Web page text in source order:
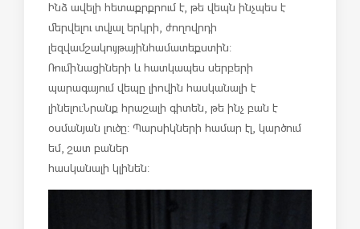
Ինձ ավելի հետաքրքրում է, թե վեպն ինչպես է
մերվելու տվյալ երկրի, ժողովրդի
լեզվամշակույթային համատեքստին:
Ռումինացիների և հատկապես սերբերի
պարագայում վեպը լիովին հասկանալի է
լինելու: Նրանք հրաշալի գիտեն, թե ինչ բան է
օսմանյան լուծը: Պարսիկների համար էլ, կարծում
եմ, շատ բաներ
հասկանալի կլինեն: